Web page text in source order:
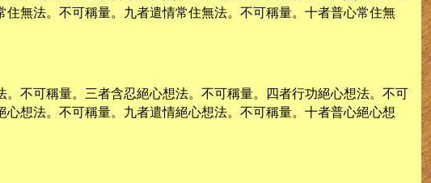
無法。不可稱量。九者遣情常住無法。不可稱量。十者普心常住無
不可稱量。三者含忍絕心想法。不可稱量。四者行功絕心想法。不可
想法。不可稱量。九者遣情絕心想法。不可稱量。十者普心絕心想